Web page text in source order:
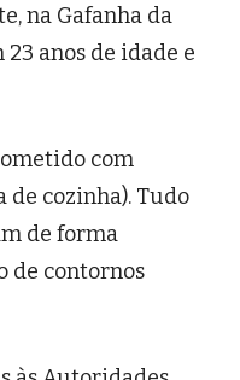
na Gafanha da
anos de idade e
com
de cozinha). Tudo
de forma
de contornos